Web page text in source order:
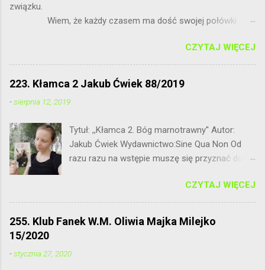
związku.
Wiem, że każdy czasem ma dość swojej połówki - to
Bratnia dusza powinna nas zawsze wspierać.
...
CZYTAJ WIĘCEJ
223. Kłamca 2 Jakub Ćwiek 88/2019
-sierpnia 12, 2019
Tytuł: ,,Kłamca 2. Bóg marnotrawny'' Autor:
Jakub Ćwiek Wydawnictwo:Sine Qua Non Od
razu razu na wstępie muszę się przyznać do
drugiego tomu z cyklu Kłamca Jakuba Ćwieka.
Dla przypomnienia pierwsza część nie do
końca przypadła mi do gustu. Fantastyka w
połączeniu z opowiadaniami - zdecydowanie
czekała mnie powtórka z rozrywki? A może
CZYTAJ WIĘCEJ
255. Klub Fanek W.M. Oliwia Majka Milejko
15/2020
-stycznia 27, 2020